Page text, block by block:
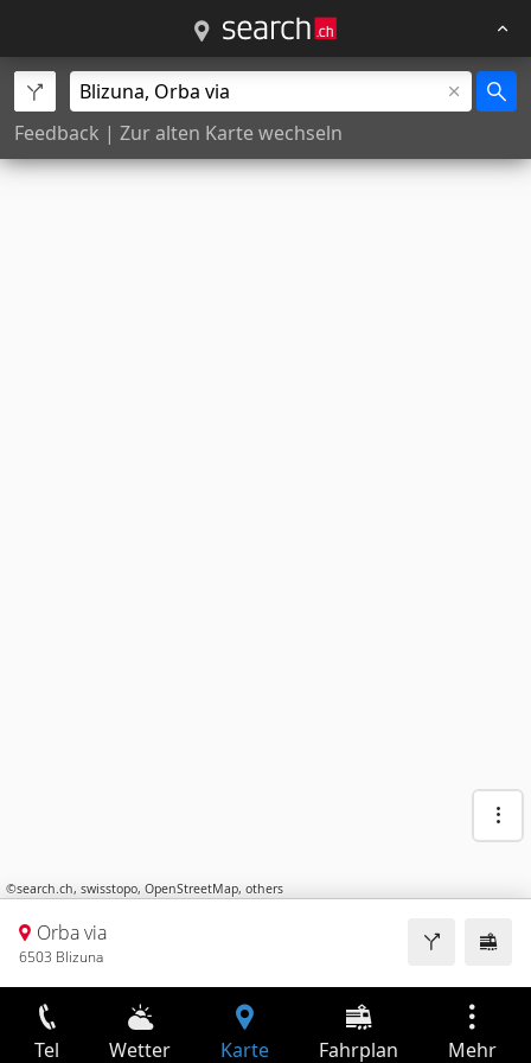
Feedback | Zur alten Karte wechseln
©search.ch, swisstopo, OpenStreetMap, others
Orba via
6503 Blizuna
Tel Wetter Karte Fahrplan Mehr